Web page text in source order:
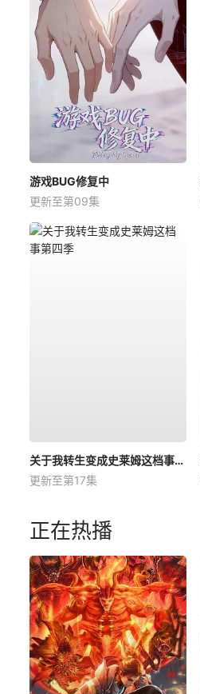
游戏BUG修复中
更新至第09集
关于我转生变成史莱姆这档事第四季
更新至第17集
正在热播